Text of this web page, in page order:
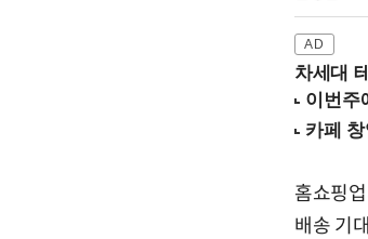
차세대
홈쇼핑
배송 기